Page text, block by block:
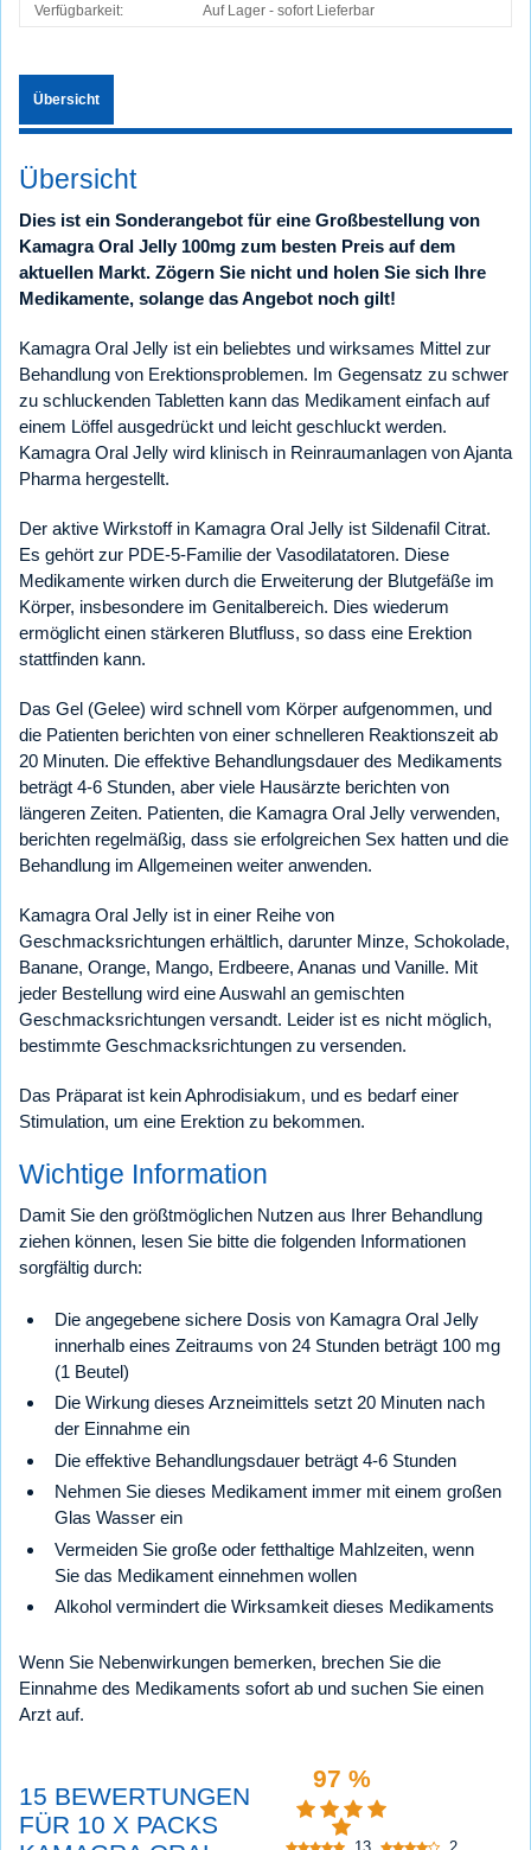
Verfügbarkeit:
Auf Lager - sofort Lie­fer­bar
Übersicht
Übersicht
Dies ist ein Sonderangebot für eine Großbestellung von
Kamagra Oral Jelly 100mg zum besten Preis auf dem
aktuellen Markt. Zögern Sie nicht und holen Sie sich Ihre
Medikamente, solange das Angebot noch gilt!
Kamagra Oral Jelly ist ein beliebtes und wirksames Mittel zur
Behandlung von Erektionsproblemen. Im Gegensatz zu schwer
zu schluckenden Tabletten kann das Medikament einfach auf
einem Löffel ausgedrückt und leicht geschluckt werden.
Kamagra Oral Jelly wird klinisch in Reinraumanlagen von Ajanta
Pharma hergestellt.
Der aktive Wirkstoff in Kamagra Oral Jelly ist Sildenafil Citrat.
Es gehört zur PDE-5-Familie der Vasodilatatoren. Diese
Medikamente wirken durch die Erweiterung der Blutgefäße im
Körper, insbesondere im Genitalbereich. Dies wiederum
ermöglicht einen stärkeren Blutfluss, so dass eine Erektion
stattfinden kann.
Das Gel (Gelee) wird schnell vom Körper aufgenommen, und
die Patienten berichten von einer schnelleren Reaktionszeit ab
20 Minuten. Die effektive Behandlungsdauer des Medikaments
beträgt 4-6 Stunden, aber viele Hausärzte berichten von
längeren Zeiten. Patienten, die Kamagra Oral Jelly verwenden,
berichten regelmäßig, dass sie erfolgreichen Sex hatten und die
Behandlung im Allgemeinen weiter anwenden.
Kamagra Oral Jelly ist in einer Reihe von
Geschmacksrichtungen erhältlich, darunter Minze, Schokolade,
Banane, Orange, Mango, Erdbeere, Ananas und Vanille. Mit
jeder Bestellung wird eine Auswahl an gemischten
Geschmacksrichtungen versandt. Leider ist es nicht möglich,
bestimmte Geschmacksrichtungen zu versenden.
Das Präparat ist kein Aphrodisiakum, und es bedarf einer
Stimulation, um eine Erektion zu bekommen.
Wichtige Information
Damit Sie den größtmöglichen Nutzen aus Ihrer Behandlung
ziehen können, lesen Sie bitte die folgenden Informationen
sorgfältig durch:
Die angegebene sichere Dosis von Kamagra Oral Jelly
innerhalb eines Zeitraums von 24 Stunden beträgt 100 mg
(1 Beutel)
Die Wirkung dieses Arzneimittels setzt 20 Minuten nach
der Einnahme ein
Die effektive Behandlungsdauer beträgt 4-6 Stunden
Nehmen Sie dieses Medikament immer mit einem großen
Glas Wasser ein
Vermeiden Sie große oder fetthaltige Mahlzeiten, wenn
Sie das Medikament einnehmen wollen
Alkohol vermindert die Wirksamkeit dieses Medikaments
Wenn Sie Nebenwirkungen bemerken, brechen Sie die
Einnahme des Medikaments sofort ab und suchen Sie einen
Arzt auf.
15 BEWERTUNGEN
FÜR 10 X PACKS
97 %